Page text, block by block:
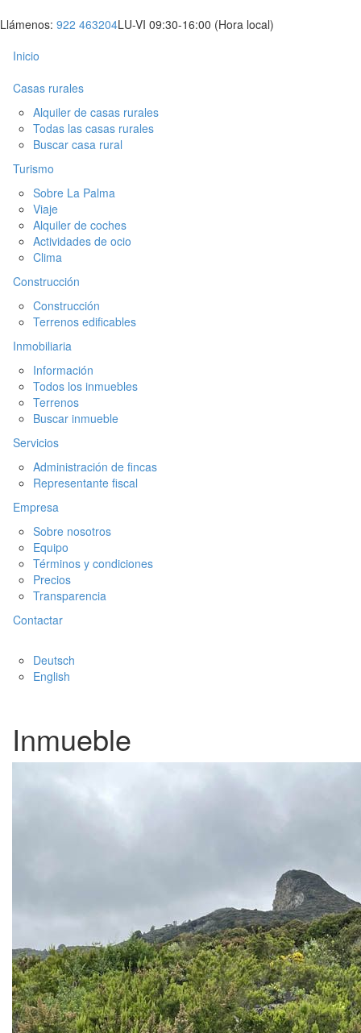
Llámenos: 922 463204LU-VI 09:30-16:00 (Hora local)
Inicio
Casas rurales
Alquiler de casas rurales
Todas las casas rurales
Buscar casa rural
Turismo
Sobre La Palma
Viaje
Alquiler de coches
Actividades de ocio
Clima
Construcción
Construcción
Terrenos edificables
Inmobiliaria
Información
Todos los inmuebles
Terrenos
Buscar inmueble
Servicios
Administración de fincas
Representante fiscal
Empresa
Sobre nosotros
Equipo
Términos y condiciones
Precios
Transparencia
Contactar
Deutsch
English
Inmueble